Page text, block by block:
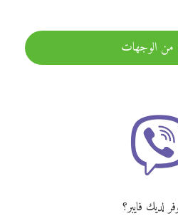
من الوجهات
لديك فايبر؟